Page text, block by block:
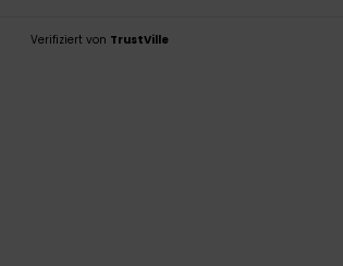
Verifiziert von TrustVille